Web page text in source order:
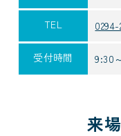
TEL
受付時間 9:30
来